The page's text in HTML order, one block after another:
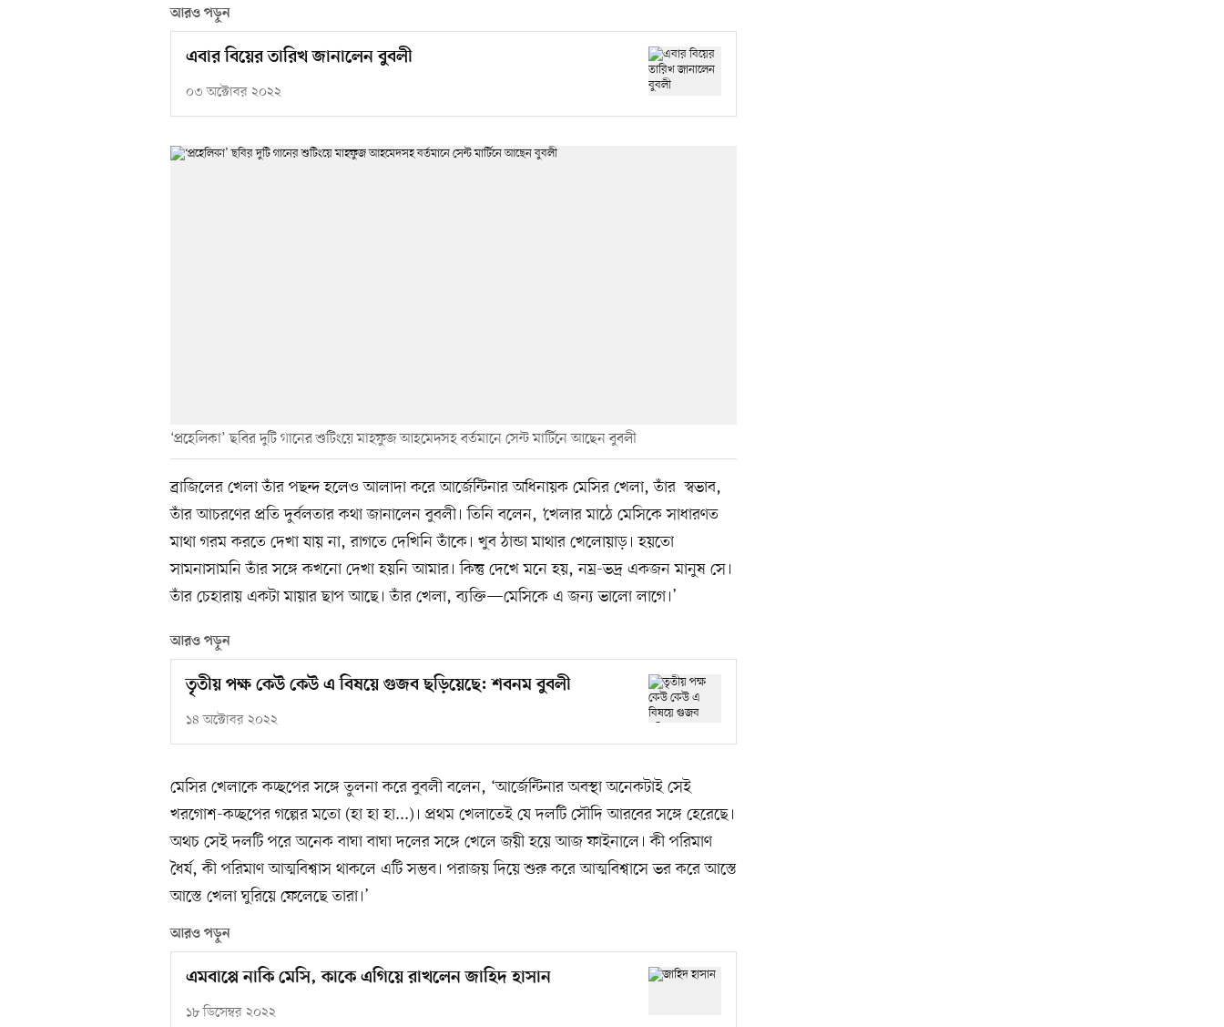
আরও পড়ুন
এবার বিয়ের তারিখ জানালেন বুবলী
০৩ অক্টোবর ২০২২
‘প্রহেলিকা’ ছবির দুটি গানের শুটিংয়ে মাহফুজ আহমেদসহ বর্তমানে সেন্ট মার্টিনে আছেন বুবলী
ব্রাজিলের খেলা তাঁর পছন্দ হলেও আলাদা করে আর্জেন্টিনার অধিনায়ক মেসির খেলা, তাঁর স্বভাব,
তাঁর আচরণের প্রতি দুর্বলতার কথা জানালেন বুবলী। তিনি বলেন, ‘খেলার মাঠে মেসিকে সাধারণত
মাথা গরম করতে দেখা যায় না, রাগতে দেখিনি তাঁকে। খুব ঠান্ডা মাথার খেলোয়াড়। হয়তো
সামনাসামনি তাঁর সঙ্গে কখনো দেখা হয়নি আমার। কিন্তু দেখে মনে হয়, নম্র-ভদ্র একজন মানুষ সে।
তাঁর চেহারায় একটা মায়ার ছাপ আছে। তাঁর খেলা, ব্যক্তি—মেসিকে এ জন্য ভালো লাগে।’
আরও পড়ুন
তৃতীয় পক্ষ কেউ কেউ এ বিষয়ে গুজব ছড়িয়েছে: শবনম বুবলী
১৪ অক্টোবর ২০২২
মেসির খেলাকে কচ্ছপের সঙ্গে তুলনা করে বুবলী বলেন, ‘আর্জেন্টিনার অবস্থা অনেকটাই সেই
খরগোশ-কচ্ছপের গল্পের মতো (হা হা হা...)। প্রথম খেলাতেই যে দলটি সৌদি আরবের সঙ্গে হেরেছে।
অথচ সেই দলটি পরে অনেক বাঘা বাঘা দলের সঙ্গে খেলে জয়ী হয়ে আজ ফাইনালে। কী পরিমাণ
ধৈর্য, কী পরিমাণ আত্মবিশ্বাস থাকলে এটি সম্ভব। পরাজয় দিয়ে শুরু করে আত্মবিশ্বাসে ভর করে আস্তে
আস্তে খেলা ঘুরিয়ে ফেলেছে তারা।’
আরও পড়ুন
এমবাপ্পে নাকি মেসি, কাকে এগিয়ে রাখলেন জাহিদ হাসান
১৮ ডিসেম্বর ২০২২